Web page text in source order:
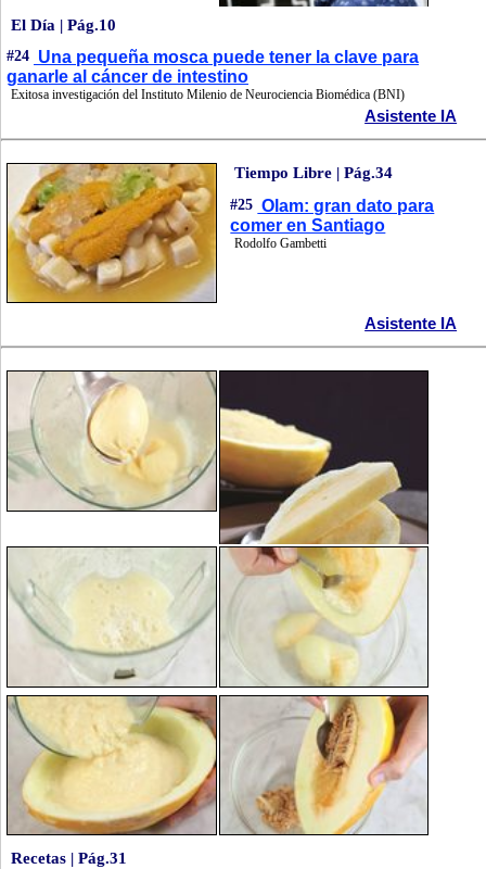
El Día | Pág.10
#24 Una pequeña mosca puede tener la clave para
ganarle al cáncer de intestino
Exitosa investigación del Instituto Milenio de Neurociencia Biomédica (BNI)
Asistente IA
Tiempo Libre | Pág.34
#25 Olam: gran dato para
comer en Santiago
Rodolfo Gambetti
Asistente IA
Recetas | Pág.31